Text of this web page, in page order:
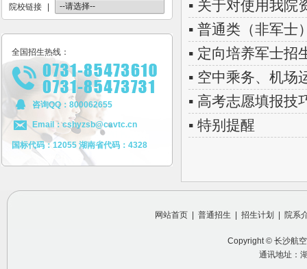
院校链接
全国招生热线：
咨询QQ：800062655
Email：cshyzsb@cavtc.cn
国标代码：12055 湖南省代码：4328
▪ 关于对使用我院
▪ 普通类（非军士
▪ 定向培养军士招
▪ 空中乘务、机场
▪ 高考志愿填报技
▪ 特别提醒
网站首页 普通招生 招生计划 院系
Copyright © 长沙航
通讯地址：